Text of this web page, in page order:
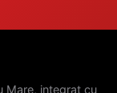
Mare, integrat cu